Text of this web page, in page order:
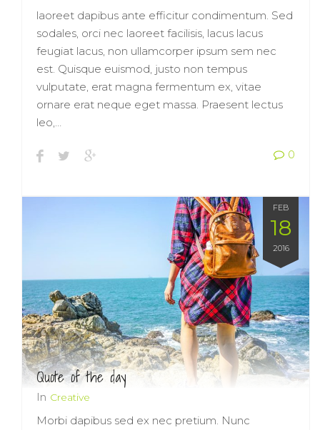
laoreet dapibus ante efficitur condimentum. Sed
sodales, orci nec laoreet facilisis, lacus lacus
feugiat lacus, non ullamcorper ipsum sem nec
est. Quisque euismod, justo non tempus
vulputate, erat magna fermentum ex, vitae
ornare erat neque eget massa. Praesent lectus
leo,…
0
FEB
18
2016
Quote of the day
In Creative
Morbi dapibus sed ex nec pretium. Nunc